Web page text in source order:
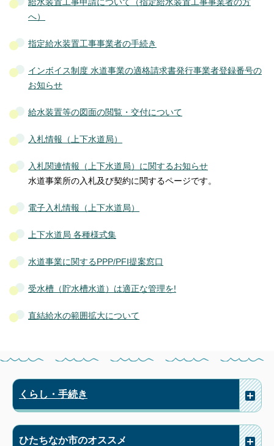
給水装置工事申請について（指定給水装置工事事業者の方
へ）
指定給水装置工事事業者の手続き
インボイス制度 水道事業の適格請求書発行事業者登録番号の
お知らせ
給水装置等の図面の閲覧・交付について
入札情報（上下水道局）
入札関連情報（上下水道局）に関するお知らせ
水道事業所の入札及び契約に関するページです。
電子入札情報（上下水道局）
上下水道局 各種様式集
水道事業に関するPPP/PFI提案窓口
受水槽（貯水槽水道）は適正な管理を!
直結給水の範囲拡大について
くらし・手続き
ひたちなか市のオススメ